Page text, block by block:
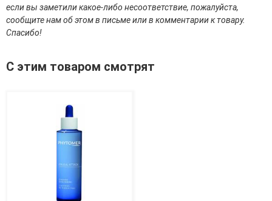
Для бороды и усов
Наборы косметики для мужчин
Уход для тела
О Магазине
если вы заметили какое-либо несоответствие, пожалуйста,
сообщите нам об этом в письме или в комментарии к товару.
Спасибо!
С этим товаром смотрят